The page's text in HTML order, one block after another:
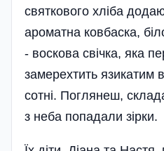
святкового хліба
ароматна ковбаска,
- воскова свічка, яка
замерехтить язикатим
сотні. Поглянеш,
з неба попадали зірки.